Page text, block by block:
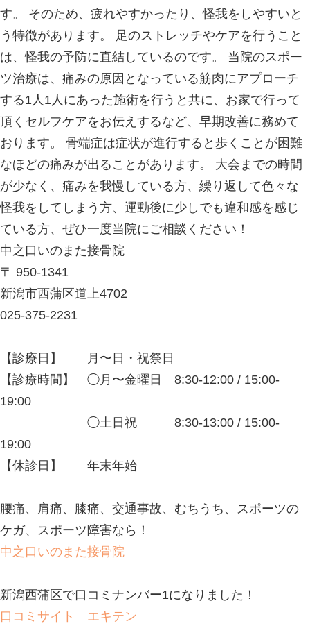
〒 950-1341
新潟市西蒲区道上4702
025-375-2231
【診療日】 月〜日・祝祭日
【診療時間】 ◯月〜金曜日 8:30-
19:00
◯土日祝 8:30-13:00 /
19:00
【休診日】 年末年始
腰痛、肩痛、膝痛、交通事故、むち
ケガ、スポーツ障害なら！
中之口いのまた接骨院
口コミサイト エキテン
腱板損傷とは？